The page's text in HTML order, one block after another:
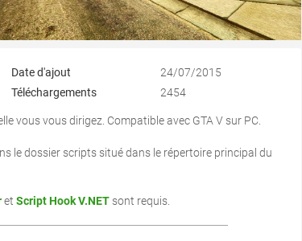
Date d'ajout
24/07/2015
Téléchargements 2454
vous vous dirigez. Compatible avec GTA V sur PC.
le dossier scripts situé dans le répertoire principal du
et Script Hook V.NET sont requis.